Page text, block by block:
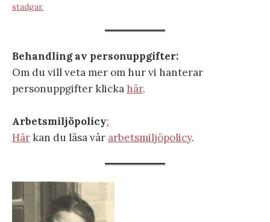
stadgar.
Behandling av personuppgifter:
Om du vill veta mer om hur vi hanterar
personuppgifter klicka här.
Arbetsmiljöpolicy:
Härkan du läsa vår arbetsmiljöpolicy.